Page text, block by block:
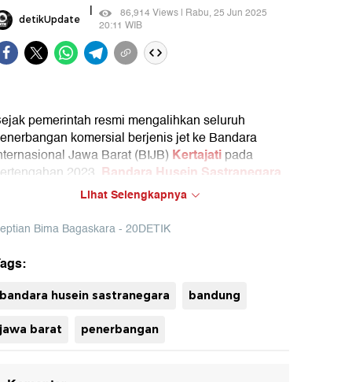
detikUpdate |
86,914 Views | Rabu, 25 Jun 2025
20:11 WIB
pemerintah resmi mengalihkan seluruh
komersial berjenis jet ke Bandara
Jawa Barat (BIJB) Kertajatipada
2023, Bandara Husein Sastranegara
perlahan memudar dari keramaian dunia aviasi.
Manager Bandara Husein Sastranegara
R. Indra Crisna Seputra menjelaskan,
masih beroperasi meski tak ada lagi
komersial jet.
Lihat Selengkapnya
Bima Bagaskara - 20DETIK
bandara husein sastranegara bandung
jawa barat penerbangan